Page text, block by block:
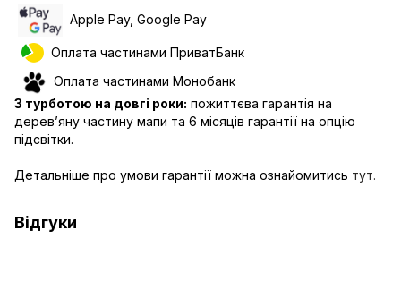
Apple Pay, Google Pay
Оплата частинами ПриватБанк
Оплата частинами Монобанк
З турботою на довгі роки: пожиттєва гарантія на
дерев’яну частину мапи та 6 місяців гарантії на опцію
підсвітки.
Детальніше про умови гарантії можна ознайомитись тут.
Відгуки